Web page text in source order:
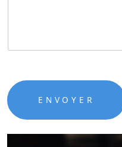
ENVOYER